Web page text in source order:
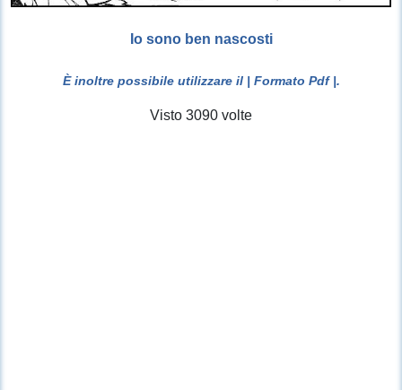
Io sono ben nascosti
È inoltre possibile utilizzare il | Formato Pdf |.
Visto 3090 volte